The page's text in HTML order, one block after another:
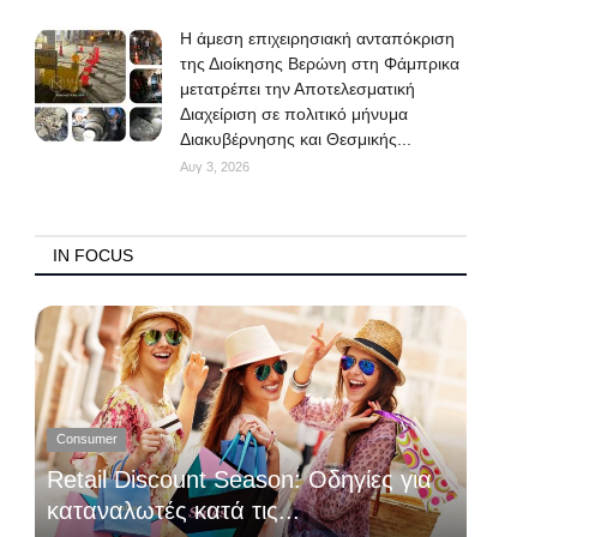
Η άμεση επιχειρησιακή ανταπόκριση
της Διοίκησης Βερώνη στη Φάμπρικα
μετατρέπει την Αποτελεσματική
Διαχείριση σε πολιτικό μήνυμα
Διακυβέρνησης και Θεσμικής...
Αυγ 3, 2026
IN FOCUS
Consumer
Retail Discount Season: Οδηγίες για
καταναλωτές κατά τις...